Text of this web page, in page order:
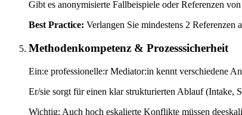
Gibt es anonymisierte Fallbeispiele oder Referenzen
Best Practice: Verlangen Sie mindestens 2 Referenzen
Methodenkompetenz & Prozesssicherheit
Ein:e professionelle:r Mediator:in kennt verschiedene
Er/sie sorgt für einen klar strukturierten Ablauf (Intake,
Wichtig: Auch hoch eskalierte Konflikte müssen